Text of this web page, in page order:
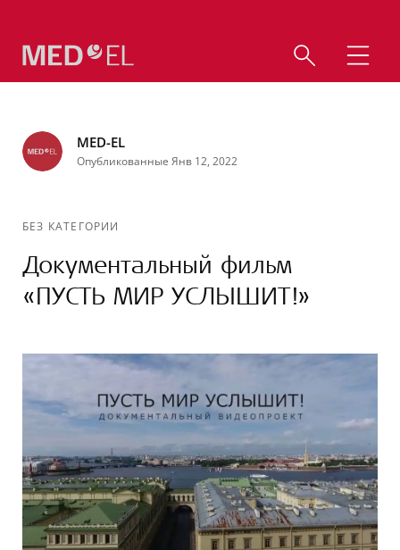
MED-EL
Опубликованные Янв 12, 2022
БЕЗ КАТЕГОРИИ
Документальный фильм
«ПУСТЬ МИР УСЛЫШИТ!»